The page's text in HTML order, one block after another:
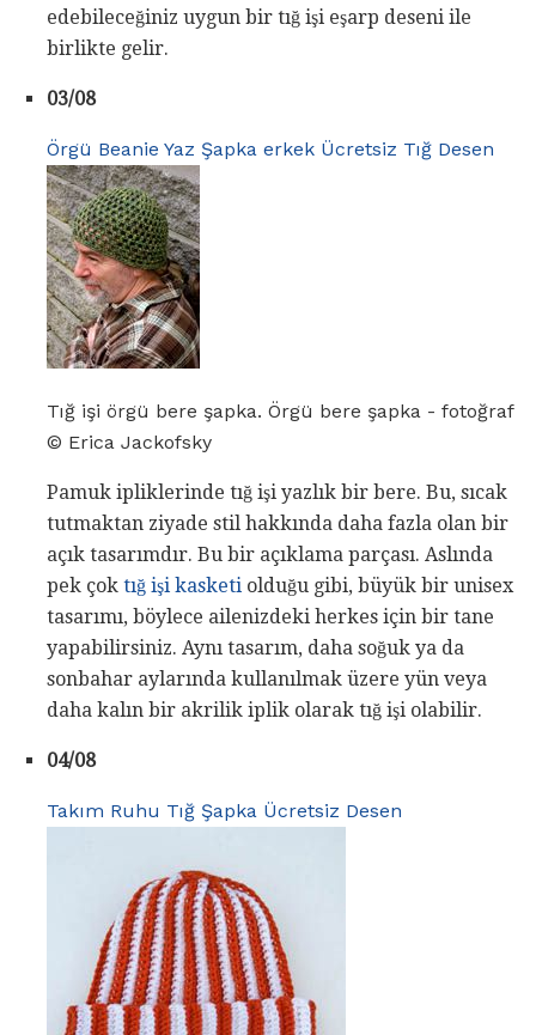
edebileceğiniz uygun bir tığ işi eşarp deseni ile
birlikte gelir.
03/08
Örgü Beanie Yaz Şapka erkek Ücretsiz Tığ Desen
Tığ işi örgü bere şapka. Örgü bere şapka - fotoğraf
© Erica Jackofsky
Pamuk ipliklerinde tığ işi yazlık bir bere. Bu, sıcak
tutmaktan ziyade stil hakkında daha fazla olan bir
açık tasarımdır. Bu bir açıklama parçası. Aslında
pek çok tığ işi kasketi olduğu gibi, büyük bir unisex
tasarımı, böylece ailenizdeki herkes için bir tane
yapabilirsiniz. Aynı tasarım, daha soğuk ya da
sonbahar aylarında kullanılmak üzere yün veya
daha kalın bir akrilik iplik olarak tığ işi olabilir.
04/08
Takım Ruhu Tığ Şapka Ücretsiz Desen